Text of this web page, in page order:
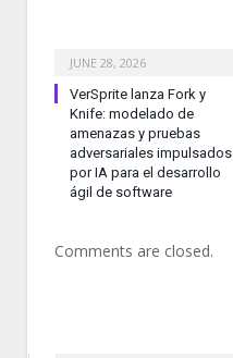
JUNE 28, 2026
VerSprite lanza Fork y
Knife: modelado de
amenazas y pruebas
adversariales impulsados
por IA para el desarrollo
ágil de software
Comments are closed.